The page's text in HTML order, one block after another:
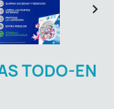

TODO-EN